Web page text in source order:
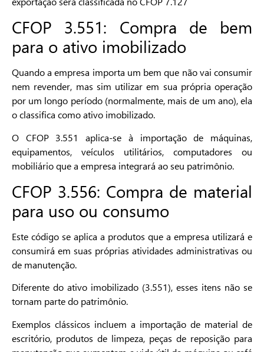
CFOP 3.551: Compra de bem
para o ativo imobilizado
Quando a empresa importa um bem que não vai consumir
nem revender, mas sim utilizar em sua própria operação
por um longo período (normalmente, mais de um ano), ela
o classifica como ativo imobilizado.
O CFOP 3.551 aplica-se à importação de máquinas,
equipamentos, veículos utilitários, computadores ou
mobiliário que a empresa integrará ao seu patrimônio.
CFOP 3.556: Compra de material
para uso ou consumo
Este código se aplica a produtos que a empresa utilizará e
consumirá em suas próprias atividades administrativas ou
de manutenção.
Diferente do ativo imobilizado (3.551), esses itens não se
tornam parte do patrimônio.
Exemplos clássicos incluem a importação de material de
escritório, produtos de limpeza, peças de reposição para